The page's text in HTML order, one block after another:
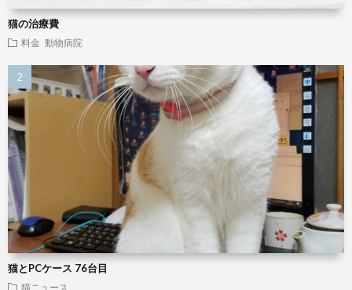
猫の治療費
料金 動物病院
猫とPCケース 76台目
猫ニュース